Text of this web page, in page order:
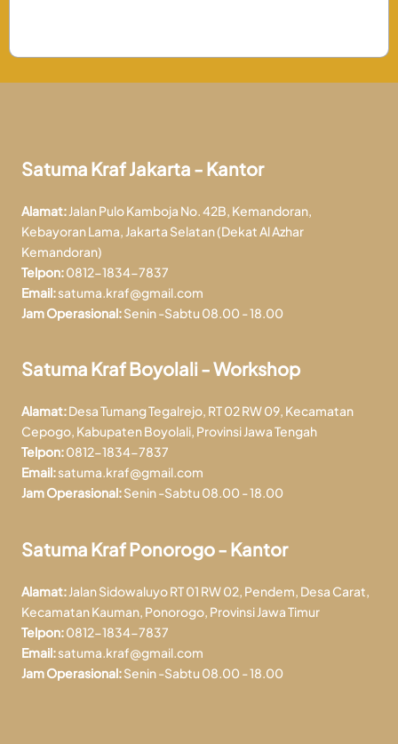
Satuma Kraf Jakarta - Kantor
Alamat: Jalan Pulo Kamboja No. 42B, Kemandoran,
Kebayoran Lama, Jakarta Selatan (Dekat Al Azhar
Kemandoran)
Telpon:0812-1834-7837
Email:satuma.kraf@gmail.com
Jam Operasional:Senin -Sabtu 08.00 - 18.00
Satuma Kraf Boyolali - Workshop
Alamat:Desa Tumang Tegalrejo, RT 02 RW 09, Kecamatan
Cepogo, Kabupaten Boyolali, Provinsi Jawa Tengah
Telpon:0812-1834-7837
Email:satuma.kraf@gmail.com
Jam Operasional:Senin -Sabtu 08.00 - 18.00
Satuma Kraf Ponorogo - Kantor
Alamat: Jalan Sidowaluyo RT 01 RW 02, Pendem, Desa Carat,
Kecamatan Kauman, Ponorogo, Provinsi Jawa Timur
Telpon:0812-1834-7837
Email:satuma.kraf@gmail.com
Jam Operasional:Senin -Sabtu 08.00 - 18.00